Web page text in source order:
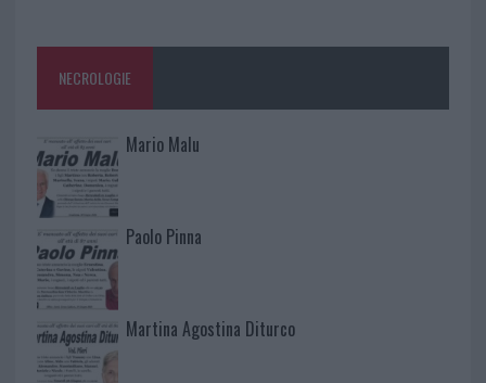
NECROLOGIE
Mario Malu
Paolo Pinna
Martina Agostina Diturco